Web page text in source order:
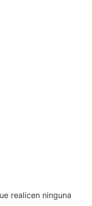
realicen ninguna